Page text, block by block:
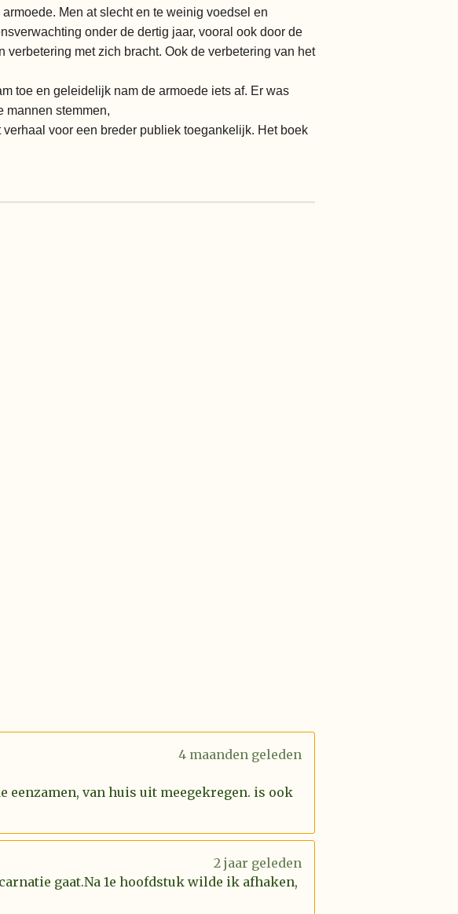
Men at slecht en te weinig voedsel en
onder de dertig jaar, vooral ook door de
met zich bracht. Ook de verbetering van het
toe en geleidelijk nam de armoede iets af. Er was
mannen stemmen,
voor een breder publiek toegankelijk. Het boek
4 maanden geleden
eenzamen, van huis uit meegekregen. is ook
2 jaar geleden
gaat.Na 1e hoofdstuk wilde ik afhaken,